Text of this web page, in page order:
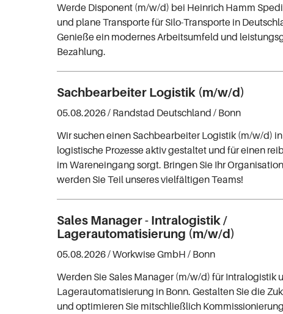
Werde Disponent (m/w/d) bei Heinrich Hamm
und plane Transporte für Silo-Transporte in
Genieße ein modernes Arbeitsumfeld und
Bezahlung.
Sachbearbeiter Logistik (m/w/d)
05.08.2026 / Randstad Deutschland / Bonn
Wir suchen einen Sachbearbeiter Logistik (m/w/d)
logistische Prozesse aktiv gestaltet und für einen
im Wareneingang sorgt. Bringen Sie Ihr
werden Sie Teil unseres vielfältigen Teams!
Sales Manager - Intralogistik /
Lagerautomatisierung (m/w/d)
05.08.2026 /Workwise GmbH / Bonn
Werden Sie Sales Manager (m/w/d) für Intralogistik
Lagerautomatisierung in Bonn. Gestalten Sie die
und optimieren Sie mitschließlich